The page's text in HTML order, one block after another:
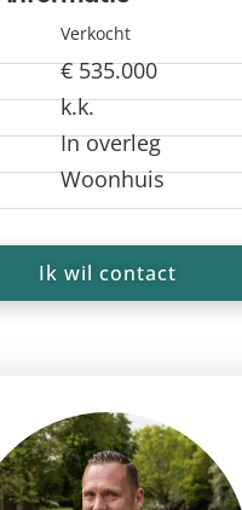
Verkocht
€ 535.000
k.k.
In overleg
Woonhuis
Ik wil contact